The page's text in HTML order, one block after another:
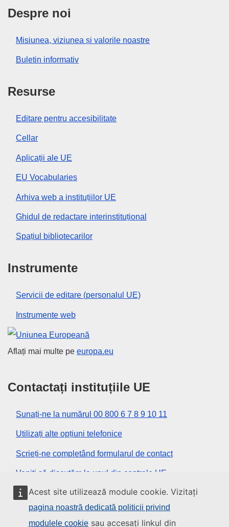
Acest site utilizează module cookie. Vizitați
pagina noastră dedicată politicii privind
modulele cookie sau accesați linkul din
Despre noi
Misiunea, viziunea și valorile noastre
Buletin informativ
Resurse
Editare pentru accesibilitate
Cellar
Aplicații ale UE
EU Vocabularies
Arhiva web a instituțiilor UE
Ghidul de redactare interinstituțional
Spațiul bibliotecarilor
Instrumente
Servicii de editare (personalul UE)
Instrumente web
Uniunea Europeană
Aflați mai multe pe europa.eu
Contactați instituțiile UE
Sunați-ne la numărul 00 800 6 7 8 9 10 11
Utilizați alte opțiuni telefonice
Scrieți-ne completând formularul de contact
Veniți să discutăm la unul din centrele UE
Rețele sociale